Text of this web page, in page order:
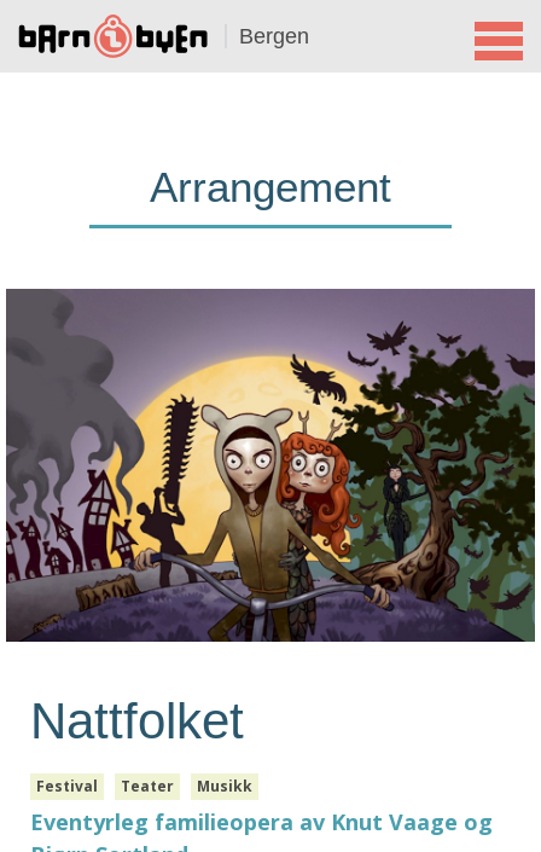
Bergen
Arrangement
Nattfolket
Festival Teater Musikk
Eventyrleg familieopera av Knut Vaage og